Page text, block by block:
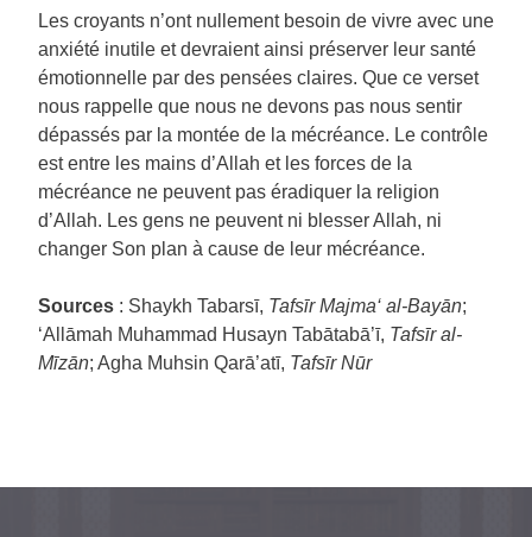
Les croyants n’ont nullement besoin de vivre avec une
anxiété inutile et devraient ainsi préserver leur santé
émotionnelle par des pensées claires. Que ce verset
nous rappelle que nous ne devons pas nous sentir
dépassés par la montée de la mécréance. Le contrôle
est entre les mains d’Allah et les forces de la
mécréance ne peuvent pas éradiquer la religion
d’Allah. Les gens ne peuvent ni blesser Allah, ni
changer Son plan à cause de leur mécréance.
Sources : Shaykh Tabarsī, Tafsīr Majma‘ al-Bayān;
‘Allāmah Muhammad Husayn Tabātabā’ī, Tafsīr al-
Mīzān; Agha Muhsin Qarā’atī, Tafsīr Nūr